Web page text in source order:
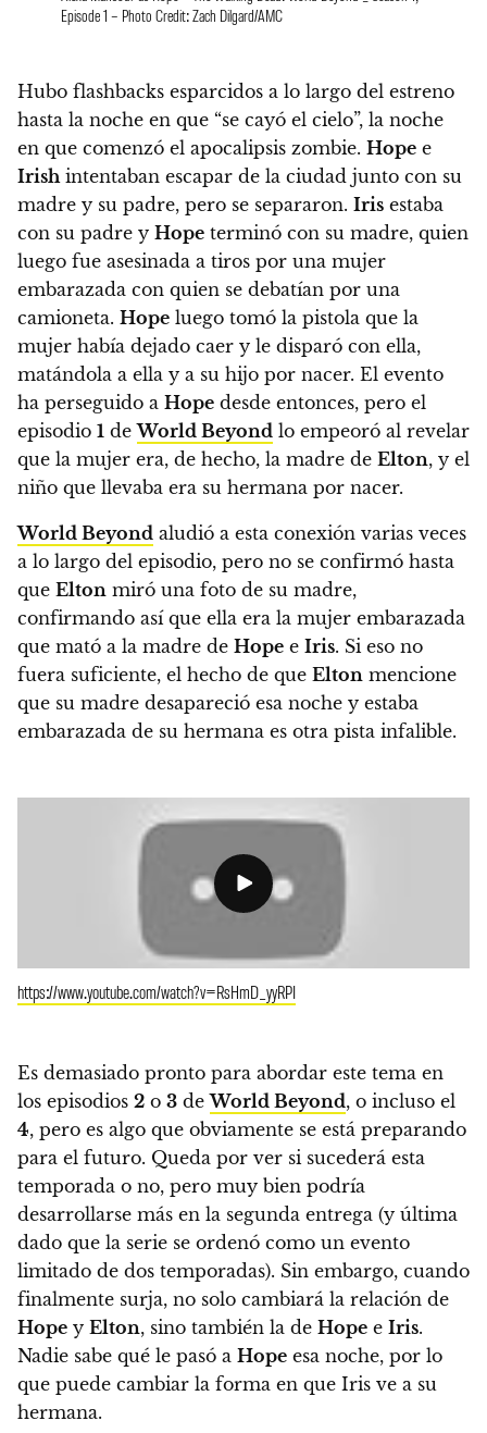
Episode 1 – Photo Credit: Zach Dilgard/AMC
Hubo flashbacks esparcidos a lo largo del estreno
hasta la noche en que “se cayó el cielo”, la noche
en que comenzó el apocalipsis zombie. Hope e
Irishintentaban escapar de la ciudad junto con su
madre y su padre, pero se separaron. Iris estaba
con su padre y Hope terminó con su madre, quien
luego fue asesinada a tiros por una mujer
embarazada con quien se debatían por una
camioneta. Hope luego tomó la pistola que la
mujer había dejado caer y le disparó con ella,
matándola a ella y a su hijo por nacer. El evento
ha perseguido a Hope desde entonces, pero el
episodio 1 deWorld Beyond lo empeoró al revelar
que la mujer era, de hecho, la madre de Elton, y el
niño que llevaba era su hermana por nacer.
World Beyond aludió a esta conexión varias veces
a lo largo del episodio, pero no se confirmó hasta
que Elton miró una foto de su madre,
confirmando así que ella era la mujer embarazada
que mató a la madre de Hope e Iris. Si eso no
fuera suficiente, el hecho de que Elton mencione
que su madre desapareció esa noche y estaba
embarazada de su hermana es otra pista infalible.
https://www.youtube.com/watch?v=RsHmD_yyRPI
Es demasiado pronto para abordar este tema en
los episodios 2 o 3 deWorld Beyond, o incluso el
4, pero es algo que obviamente se está preparando
para el futuro. Queda por ver si sucederá esta
temporada o no, pero muy bien podría
desarrollarse más en la segunda entrega (y última
dado que la serie se ordenó como un evento
limitado de dos temporadas). Sin embargo, cuando
finalmente surja, no solo cambiará la relación de
Hope y Elton, sino también la de Hope e Iris.
Nadie sabe qué le pasó a Hope esa noche, por lo
que puede cambiar la forma en que Iris ve a su
hermana.